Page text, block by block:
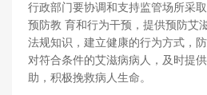
行政部门要协调和支持监管场所采
预防教 育和行为干预，提供预防艾
法规知识，建立健康的行为方式，
对符合条件的艾滋病病人，及时提
助，积极挽救病人生命。